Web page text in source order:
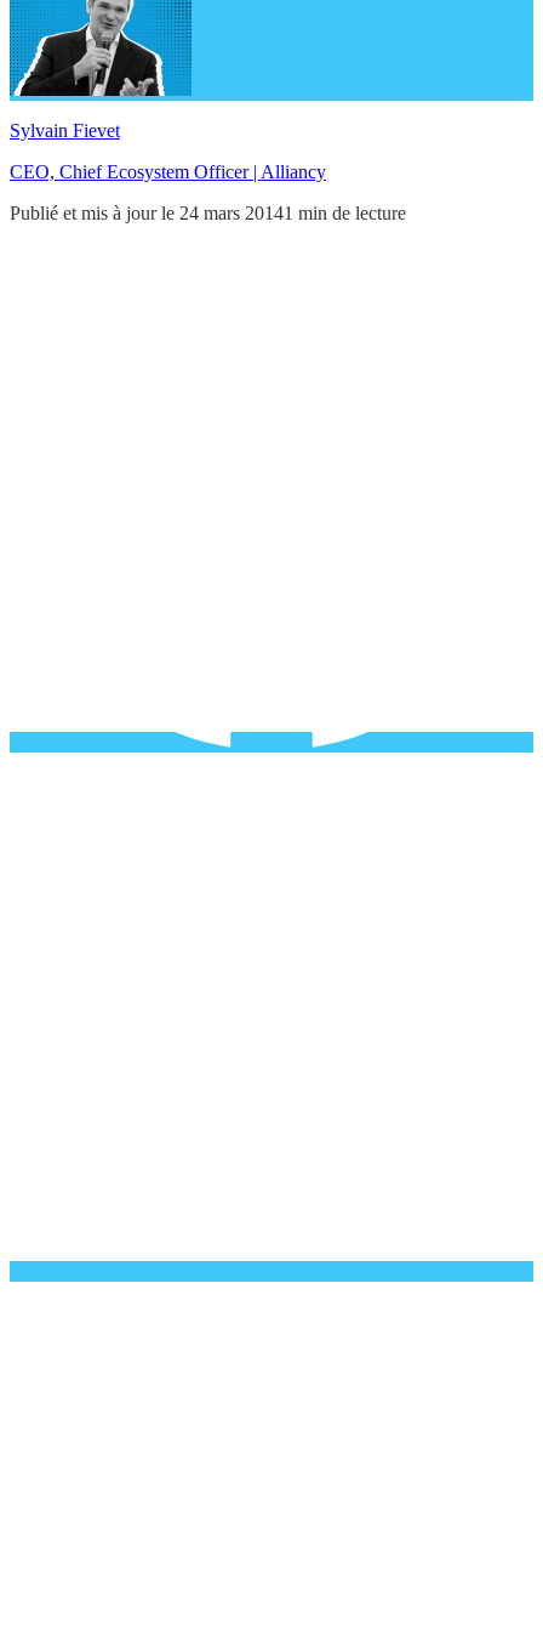
Sylvain Fievet
CEO, Chief Ecosystem Officer | Alliancy
Publié et mis à jour le 24 mars 20141 min de lecture